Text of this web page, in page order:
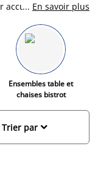
accueillant et
parfaitement à votre
vos
... En savoir plus
Ensembles table et
chaises bistrot

Trier par